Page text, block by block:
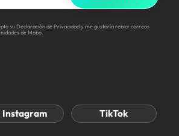
su Declaración de Privacidad y me gustaría rebicr correos
de Mobo.
Instagram TikTok